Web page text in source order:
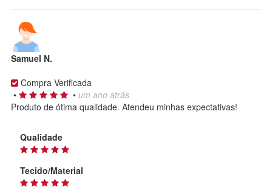
Samuel N.
Compra Verificada
•
• um ano atrás
Produto de ótima qualidade. Atendeu minhas expectativas!
Qualidade
Tecido/Material